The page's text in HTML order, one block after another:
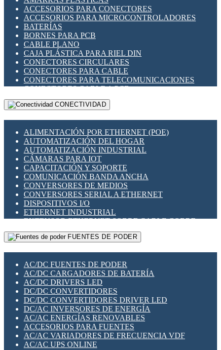
INDICADORES PARA PANEL
INTERFACES DE RELÉ
INTERRUPTORES FIN DE CARRERA
LLAVES CONMUTADORAS
MEDIDORES DE ENERGÍA Y TC'S DE CORRIENTE
MOTORES PASO A PASO
PANTALLAS HMI
PLC -CONTROLADORES LÓGICO PROGRAMABLES
PROGRAMADORES DE HORARIO
RELÉS DE PROTECCIÓN
SENSORES CAPACITIVOS
SENSORES INDUCTIVOS
TEMPORIZADORES
VARIACS
VARIADORES DE FRECUENCIA [VDF]
SECCIONADORES - INTERRUPTORES
MAQUINARIA
ACCESORIOS PARA CONECTORES
ACCESORIOS PARA MICROCONTROLADORES
BATERÍAS
BORNES PARA PCB
CABLE PLANO
CAJA PLÁSTICA PARA RIEL DIN
CONECTORES CIRCULARES
CONECTORES PARA CABLE
CONECTORES PARA TELECOMUNICACIONES
CONECTORES CABLE A PCB
CONECTORES PCB A CABLE
DIP SWITCHES
HERRAMIENTAS VARIAS
ILUMINACIÓN LED
INTERRUPTORES REED
INTERFACES DE RELÉ
OTROS RELÉS
PROTECCIÓN TÉRMICA
RELÉS AUTOMOTRICES
RELÉS DE SEÑAL
RELÉS DE ESTADO SÓLIDO SSR
RELÉS INDUSTRIALES
RELÉS MINIATURA DE POTENCIA
SENSORES MAGNÉTICOS
SWITCH Y MICROSWITCH
TARJETAS PI
UNIÓN Y DERIVACIÓN DE CABLE
CONECTIVIDAD
ALIMENTACIÓN POR ETHERNET (POE)
AUTOMATIZACIÓN DEL HOGAR
AUTOMATIZACIÓN INDUSTRIAL
CÁMARAS PARA IOT
CAPACITACIÓN Y SOPORTE
COMUNICACIÓN BANDA ANCHA
CONVERSORES DE MEDIOS
CONVERSORES SERIAL A ETHERNET
DISPOSITIVOS I/O
ETHERNET INDUSTRIAL
EXTENSOR ETHERNET SOBRE CABLE COBRE
GATEWAY LORAWAN
GESTIÓN DE REDES
PLACAS MODULARES IOT
SWITCHES Y REDES WIFI
SOLUCIONES IOT
SOLUCIONES LORAWAN
SOLUCIONES RED CELULAR
SEGURIDAD PARA REDES
SWITCHES LAN
TELEFONÍA IP (VOIP)
VIGILANCIA IP (CCTV)
MESHTASTIC
FUENTES DE PODER
AC/DC FUENTES DE PODER
AC/DC CARGADORES DE BATERÍA
AC/DC DRIVERS LED
DC/DC CONVERTIDORES
DC/DC CONVERTIDORES DRIVER LED
DC/AC INVERSORES DE ENERGÍA
AC/AC ENERGÍAS RENOVABLES
ACCESORIOS PARA FUENTES
AC/AC VARIADORES DE FRECUENCIA VDF
AC/AC UPS ONLINE